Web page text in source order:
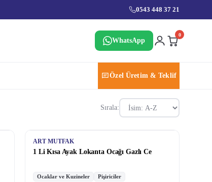
0543 448 37 21
WhatsApp
0
Özel Üretim & Teklif
Sırala:
ART MUTFAK
1 Li Kısa Ayak Lokanta Ocağı Gazlı Ce
Ocaklar ve Kuzineler Pişiriciler